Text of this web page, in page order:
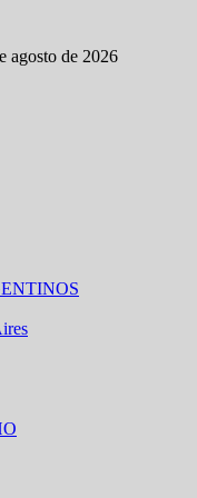
agosto de 2026